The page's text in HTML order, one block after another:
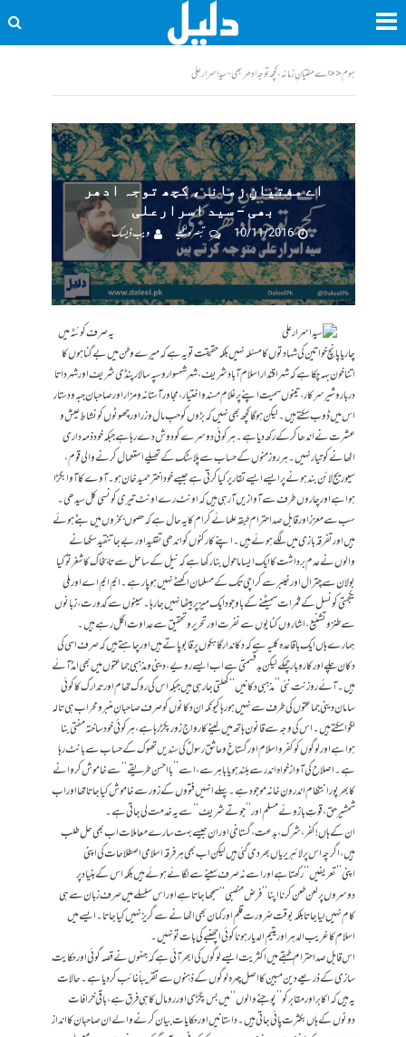
ہوم<<اے مفتیانِ زمانہ، کچھ توجہ ادھر بھی - سید اسرارعلی
اے مفتیانِ زمانہ، کچھ توجہ ادھر
بھی – سید اسرارعلی
10/11/2016
تبصرہ لکھیے ویب ڈیسک
یہ صرف کوئٹہ میں
چار یا پانچ خواتین کی شہادتوں کا مسئلہ نہیں بلکہ حقیقت تو یہ ہے کہ میرے وطن میں بےگناہوں کا
اتنا خون بہہ چکا ہے کہ شہر اقتدار اسلام آباد شریف، شہر شہسوار و سپہ سالار پنڈی شریف اور شہر داتا
دربار و شیر سرکار، تینوں سمیت اپنے پر غلامِ مسند و اختیار، مجاور آستانہ و مزار اور صاحبان جبہ و دستار
اس میں ڈوب سکتے ہیں۔ لیکن ہوگا کچھ بھی نہیں کہ بڑوں کو حبِ مال و زر اور چھوٹوں کو نشاطِ عیش و
عشرت نے اندھا کرکے رکھ دیا ہے۔ ہر کوئی دوسرے کو دوش دے رہا ہے جبکہ خود ذمہ داری
اٹھانے کو تیار نہیں۔ ہر روز منوں کے حساب سے پلاسٹک کے تھیلے استعمال کرنے والی قوم،
سیوریج لائن بند ہونے پر ایسے ایسے تقاریر کیا کرتی ہے جیسے خود اختر حمیدخان ہو۔ آوے کا آوا بگڑا
ہوا ہے اور چاروں طرف سے آوازیں آرہی ہیں کہ اونٹ رے اونٹ تیری کونسی کل سیدھی۔
سب سے معزز اور قابل صد احترام طبقہ علمائے کرام کا یہ حال ہے کہ حصوں بخروں میں بٹے ہوئے
ہیں اور تفرقہ بازی میں لگے ہوئے ہیں۔ اپنے کارکنوں کو اندھی تقلید اوربےجا تنقید سکھانے
والوں نے عدم برداشت کا ایک ایسا ماحول بنا رکھا ہے کہ نیل کے ساحل سے تابخاک کاشغر تو کیا
بولان سے چترال اور خیبر سے کراچی تک کے مسلمان اکھٹے نہیں ہو پا رہے۔ ایم ایم اے اور ملی
یکجہتی کونسل کے ثمرات سمیٹنے کے باوجود ایک میز پر بیٹھا نہیں جا رہا۔ سینوں سے کدورت، زبانوں
سے طنز و تشنیع، اشاروں کنایوں سے نفرت اور تحریر و تحقیق سے عداوت اگل رہے ہیں۔
ہمارے ہاں ایک باقاعدہ کلیہ ہے کہ دکاندارگاہکوں پر قابو پاتے ہیں اور چاہتے ہیں کہ صرف اسی کی
دکان چلے اور کاروبار چمکے لیکن بدقسمتی سے اب ایسے رویے، دینی و مذہبی جماعتوں میں بھی امڈ آئے
ہیں۔ آئے روز نت نئی ’’مذہبی دکانیں‘‘ کھلتی جارہی ہیں جبکہ اس کی روک تھام اور تدارک کا کوئی
سامان دینی جماعتوں کی طرف سے نہیں ہو رہا کیونکہ ان دکانوں کو صرف صاحبانِ منبر و محراب ہی تالہ
لگواسکتے ہیں۔ اس کی وجہ سے قانون ہاتھ میں لینے کا رواج زور پکڑ رہا ہے، ہر کوئی خودساختہ مفتی بنا
ہوا ہے اور لوگوں کو کفر و اسلام اورگستاخ و عاشق رسولؐ کی سندیں تھوک کے حساب سے بانٹ رہا
ہے۔ اصلاح کی آواز خواہ اندر سے بلند ہو یا باہر سے، اسے ’’بااحسن طریقے‘‘ سے خاموش کروانے
کا بھرپور انتظام اندرون خانہ موجود ہے۔ پہلے انہیں فتووں کے زور سے خاموش کیا جاتا تھا اور اب
شمشیرحق، قوتِ بازوئے مسلم اور ’’جوتے شریف‘‘سے یہ خدمت لی جاتی ہے۔
ان کے ہاں! کفر، شرک، بدعت،گستاخی اور ان جیسے بہت سارے معاملات اب بھی حل طلب
ہیں، اگرچہ اس پر لائبریریاں بھر دی گئی ہیں لیکن اب بھی ہر فرقہ اسلامی اصطلاحات کی اپنی
اپنی’’تعریفیں‘‘ رکھتا ہے اور اسے نہ صرف سینے سے لگائے ہوئے ہیں بلکہ اس کے بنیاد پر
دوسروں پر لعن طعن کرنا اپنا ’’فرض منصبی‘‘ سمجھا جاتا ہے اور اس سلسلے میں صرف زبان سے ہی
کام نہیں لیا جاتا بلکہ بوقت ضرورت قلم اور کمان بھی اٹھانے سے گریز نہیں کیا جاتا۔ ایسے میں
اسلام کاغریب الدہر اور یتیم الدیار ہونا کوئی اچھنبے کی بات تو نہیں۔
اس قابل صد احترام طبقے میں اکثریت ایسے لوگوں کی ابھر آئی ہے کہ جنہوں نے قصہ گوئی اور حکایت
سازی کے ذریعے دین مبین کا اصل چہرہ لوگوں کے ذہنوں سے تقریباً غائب کردیا ہے۔ حالات
یہ ہیں کہ اکابر اور مقابر کو ’’پوجنے والوں‘‘ میں بس پگڑی اور رومال کا ہی فرق ہے، باقی خرافات
دونوں کے ہاں بکثرت پائی جاتی ہیں۔ داستانیں اور حکایات بیان کرنے والے ان صاحبان کا انداز